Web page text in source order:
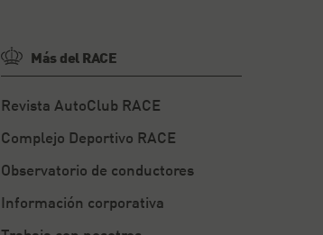
Más del RACE
Revista AutoClub RACE
Complejo Deportivo RACE
Observatorio de conductores
Información corporativa